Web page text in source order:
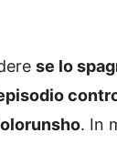
se lo
. In